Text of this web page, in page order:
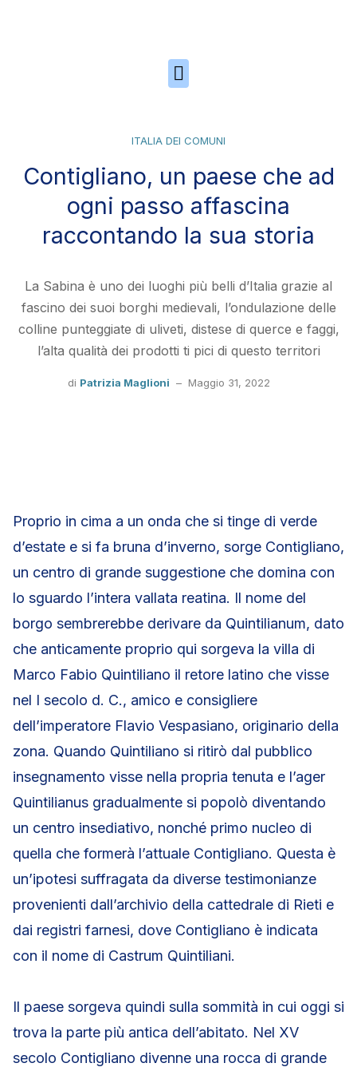
ITALIA DEI COMUNI
Contigliano, un paese che ad
ogni passo affascina
raccontando la sua storia
La Sabina è uno dei luoghi più belli d’Italia grazie al
fascino dei suoi borghi medievali, l’ondulazione delle
colline punteggiate di uliveti, distese di querce e faggi,
l’alta qualità dei prodotti ti pici di questo territori
di Patrizia Maglioni – Maggio 31, 2022
Proprio in cima a un onda che si tinge di verde
d’estate e si fa bruna d’inverno, sorge Contigliano,
un centro di grande suggestione che domina con
lo sguardo l’intera vallata reatina. Il nome del
borgo sembrerebbe derivare da Quintilianum, dato
che anticamente proprio qui sorgeva la villa di
Marco Fabio Quintiliano il retore latino che visse
nel I secolo d. C., amico e consigliere
dell’imperatore Flavio Vespasiano, originario della
zona. Quando Quintiliano si ritirò dal pubblico
insegnamento visse nella propria tenuta e l’ager
Quintilianus gradualmente si popolò diventando
un centro insediativo, nonché primo nucleo di
quella che formerà l’attuale Contigliano. Questa è
un’ipotesi suffragata da diverse testimonianze
provenienti dall’archivio della cattedrale di Rieti e
dai registri farnesi, dove Contigliano è indicata
con il nome di Castrum Quintiliani.
Il paese sorgeva quindi sulla sommità in cui oggi si
trova la parte più antica dell’abitato. Nel XV
secolo Contigliano divenne una rocca di grande